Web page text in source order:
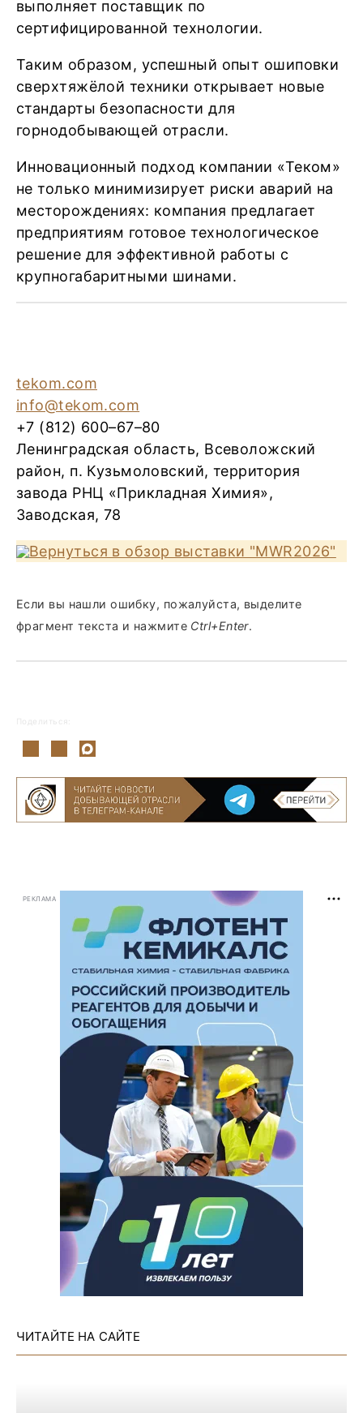
выполняет поставщик по
сертифицированной технологии.
Таким образом, успешный опыт ошиповки
сверхтяжёлой техники открывает новые
стандарты безопасности для
горнодобывающей отрасли.
Инновационный подход компании «Теком»
не только минимизирует риски аварий на
месторождениях: компания предлагает
предприятиям готовое технологическое
решение для эффективной работы с
крупногабаритными шинами.
tekom.com
info@tekom.com
+7 (812) 600–67–80
Ленинградская область, Всеволожский
район, п. Кузьмоловский, территория
завода РНЦ «Прикладная Химия»,
Заводская, 78
Вернуться в обзор выставки "MWR2026"
Если вы нашли ошибку, пожалуйста, выделите
фрагмент текста и нажмите Ctrl+Enter.
Поделиться:
РЕКЛАМА
ЧИТАЙТЕ НА САЙТЕ